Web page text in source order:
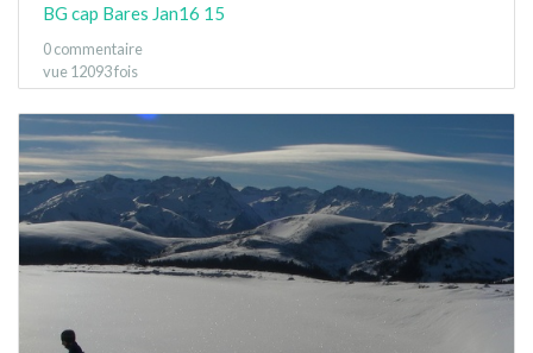
BG cap Bares Jan16 15
0 commentaire
vue 12093 fois